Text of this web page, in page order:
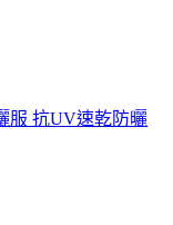
服 抗UV速乾防曬